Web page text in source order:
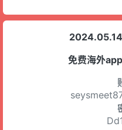
免费海外